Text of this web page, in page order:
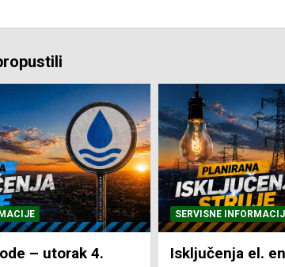
– utorak 4.
SERVISNE
Isključenja el.